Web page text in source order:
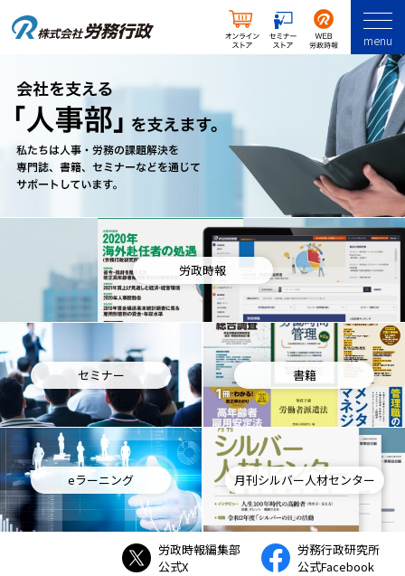
menu
労政時報
セミナー 書籍
eラーニング 月刊シルバー人材センター
労政時報編集部
公式X
労務行政研究所
公式Facebook